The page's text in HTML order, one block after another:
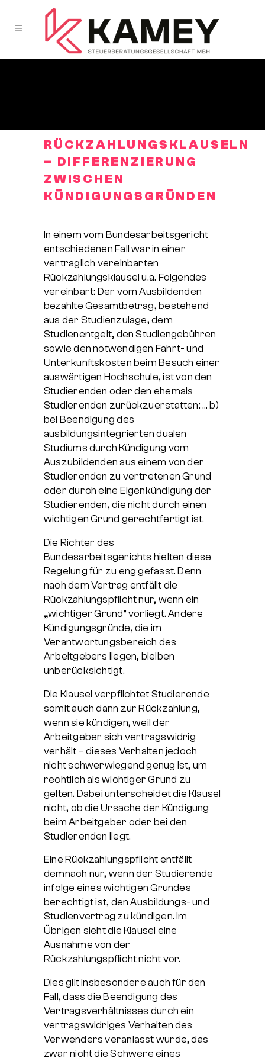
RÜCKZAHLUNGSKLAUSELN
– DIFFERENZIERUNG
ZWISCHEN
KÜNDIGUNGSGRÜNDEN
In einem vom Bundesarbeitsgericht
entschiedenen Fall war in einer
vertraglich vereinbarten
Rückzahlungsklausel u.a. Folgendes
vereinbart: Der vom Ausbildenden
bezahlte Gesamtbetrag, bestehend
aus der Studienzulage, dem
Studienentgelt, den Studiengebühren
sowie den notwendigen Fahrt- und
Unterkunftskosten beim Besuch einer
auswärtigen Hochschule, ist von den
Studierenden oder den ehemals
Studierenden zurückzuerstatten: … b)
bei Beendigung des
ausbildungsintegrierten dualen
Studiums durch Kündigung vom
Auszubildenden aus einem von der
Studierenden zu vertretenen Grund
oder durch eine Eigenkündigung der
Studierenden, die nicht durch einen
wichtigen Grund gerechtfertigt ist.
Die Richter des
Bundesarbeitsgerichts hielten diese
Regelung für zu eng gefasst. Denn
nach dem Vertrag entfällt die
Rückzahlungspflicht nur, wenn ein
„wichtiger Grund“ vorliegt. Andere
Kündigungsgründe, die im
Verantwortungsbereich des
Arbeitgebers liegen, bleiben
unberücksichtigt.
Die Klausel verpflichtet Studierende
somit auch dann zur Rückzahlung,
wenn sie kündigen, weil der
Arbeitgeber sich vertragswidrig
verhält – dieses Verhalten jedoch
nicht schwerwiegend genug ist, um
rechtlich als wichtiger Grund zu
gelten. Dabei unterscheidet die Klausel
nicht, ob die Ursache der Kündigung
beim Arbeitgeber oder bei den
Studierenden liegt.
Eine Rückzahlungspflicht entfällt
demnach nur, wenn der Studierende
infolge eines wichtigen Grundes
berechtigt ist, den Ausbildungs- und
Studienvertrag zu kündigen. Im
Übrigen sieht die Klausel eine
Ausnahme von der
Rückzahlungspflicht nicht vor.
Dies gilt insbesondere auch für den
Fall, dass die Beendigung des
Vertragsverhältnisses durch ein
vertragswidriges Verhalten des
Verwenders veranlasst wurde, das
zwar nicht die Schwere eines